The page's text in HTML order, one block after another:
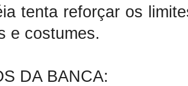
tenta reforçar os
e costumes.
DA BANCA: